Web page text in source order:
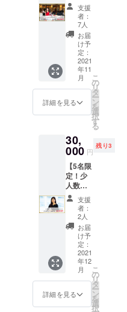
を最高
の状態
でス
タート
しま
しょ
う！ ※
神奈川
県の緊
宣言等
の状況
ては、
延期に
なる可
能性が
ござい
ます。
日程延
期とな
り振替
日に参
加でき
ない場
合は、
手数料
を差し
引いて
返金さ
せてい
ただき
す！ ＊
ご本人
様の
み、ま
たは
カップ
ルの顔
写真を
お送り
き、イ
ラスト
お送り
しま
す。 ＊
さらに
ご希望
の方
は、あ
なたの
カップ
ルエピ
ソード
を漫画
にして
夫婦の
インス
ムに掲
載致し
やにお
任せく
ださ
い。
ン入
り。 を
お送り
しま
す。 ・
お電話
をさせ
ていた
だく日
時を
メール
ただき
ます。
レスト
ランへ
ご招
待！10
名様限
定ディ
ナー
会】 ・
少人数
ディ
ナー会
にご参
加いた
す。 当
日、本
をお持
ちいた
だいた
方には
サイン
を致し
ます。
みなさ
んで特
別な夜
を過ご
しま
しょう
♡ 開
催日：
支援
者：
7人
お届
け予
定：
2021
年11
月
詳細を見る
こ
の
リ
タ
ー
ン
を
選
択
す
る
30,
000 円
残り3
【5名限
定！少
人数オ
ンライ
ング
ループ
コンサ
ル】 ・
ふじあ
や5名限
定のオ
ンライ
ング
ループ
コンサ
支援
者：
2人
お届
け予
定：
2021
年12
月
詳細を見る
こ
の
リ
タ
ー
ン
を
選
択